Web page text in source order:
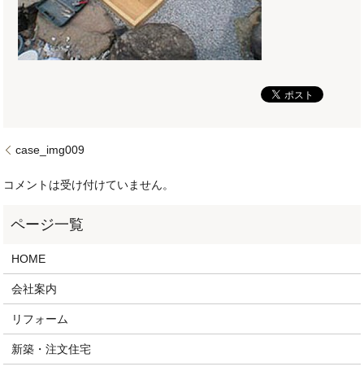
case_img009
コメントは受け付けていません。
HOME
会社案内
リフォーム
新築・注文住宅